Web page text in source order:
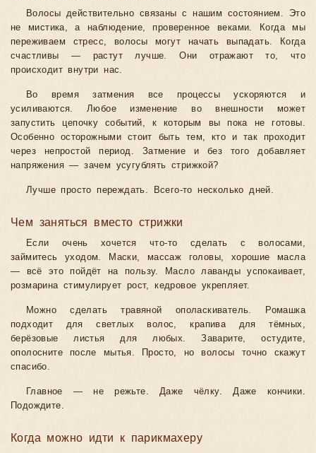
Волосы действительно связаны с нашим состоянием. Это
не мистика, а наблюдение, проверенное веками. Когда мы
переживаем стресс, волосы могут начать выпадать. Когда
счастливы — растут лучше. Они отражают то, что
происходит внутри нас.
Во время затмения все процессы ускоряются и
усиливаются. Любое изменение во внешности может
запустить цепочку событий, к которым вы пока не готовы.
Особенно осторожными стоит быть тем, кто и так проходит
через непростой период. Затмение и без того добавляет
напряжения — зачем усугублять стрижкой?
Лучше просто переждать. Всего-то несколько дней.
Чем заняться вместо стрижки
Если очень хочется что-то сделать с волосами,
займитесь уходом. Маски, массаж головы, хорошие масла
— всё это пойдёт на пользу. Масло лаванды успокаивает,
розмарина стимулирует рост, кедровое укрепляет.
Можно сделать травяной ополаскиватель. Ромашка
подходит для светлых волос, крапива для тёмных,
берёзовые листья для любых. Заварите, остудите,
ополосните после мытья. Просто, но волосы точно скажут
спасибо.
Главное — не режьте. Даже чёлку. Даже кончики.
Подождите.
Когда можно идти к парикмахеру